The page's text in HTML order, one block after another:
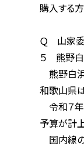
購入する方が
Ｑ 山家委
５ 熊野白浜
熊野白浜リゾ
和歌山県は取
令和７年度は
予算が計上
国内線の利用